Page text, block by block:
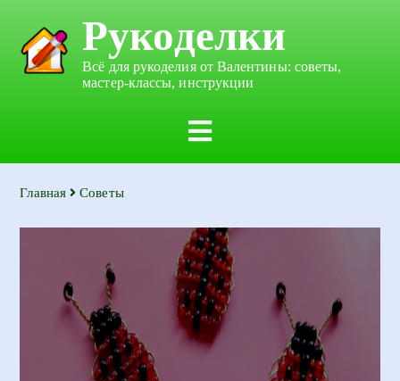
Рукоделки
Всё для рукоделия от Валентины: советы,
мастер-классы, инструкции
Главная Советы